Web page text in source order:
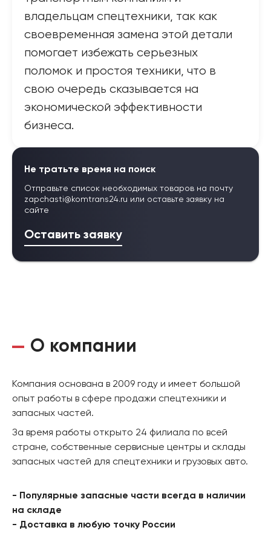
владельцам спецтехники, так как
своевременная замена этой детали
помогает избежать серьезных
поломок и простоя техники, что в
свою очередь сказывается на
экономической эффективности
бизнеса.
Не тратьте время на поиск
Отправьте список необходимых товаров на почту
zapchasti@komtrans24.ru или оставьте заявку на
сайте
Оставить заявку
О компании
Компания основана в 2009 году и имеет большой
опыт работы в сфере продажи спецтехники и
запасных частей.
За время работы открыто 24 филиала по всей
стране, собственные сервисные центры и склады
запасных частей для спецтехники и грузовых авто.
- Популярные запасные части всегда в наличии
на складе
- Доставка в любую точку России